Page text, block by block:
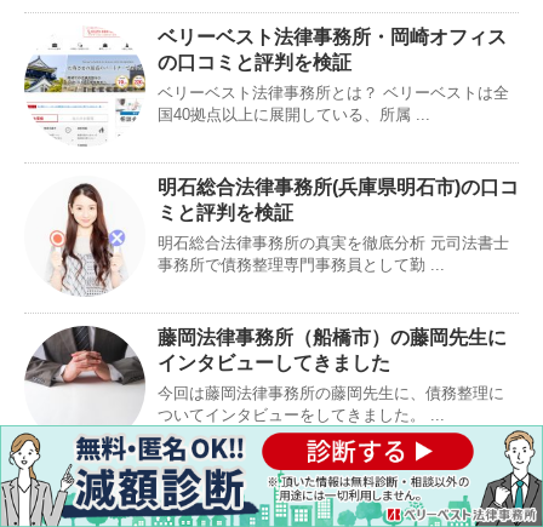
ベリーベスト法律事務所・岡崎オフィス
の口コミと評判を検証
ベリーベスト法律事務所とは？ ベリーベストは全
国40拠点以上に展開している、所属 ...
明石総合法律事務所(兵庫県明石市)の口コ
ミと評判を検証
明石総合法律事務所の真実を徹底分析 元司法書士
事務所で債務整理専門事務員として勤 ...
藤岡法律事務所（船橋市）の藤岡先生に
インタビューしてきました
今回は藤岡法律事務所の藤岡先生に、債務整理に
ついてインタビューをしてきました。 ...
千葉成田法律事務所(成田市)の口コミと評
判を検証